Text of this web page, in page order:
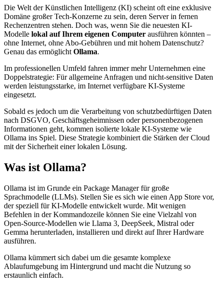
Sicherheit
in
Nürnberg“
Die Welt der Künstlichen Intelligenz (KI) scheint oft eine exklusive
Domäne großer Tech-Konzerne zu sein, deren Server in fernen
Rechenzentren stehen. Doch was, wenn Sie die neuesten KI-
Modelle lokal auf Ihrem eigenen Computer ausführen könnten –
ohne Internet, ohne Abo-Gebühren und mit hohem Datenschutz?
Genau das ermöglicht Ollama.
Im professionellen Umfeld fahren immer mehr Unternehmen eine
Doppelstrategie: Für allgemeine Anfragen und nicht-sensitive Daten
werden leistungsstarke, im Internet verfügbare KI-Systeme
eingesetzt.
Sobald es jedoch um die Verarbeitung von schutzbedürftigen Daten
nach DSGVO, Geschäftsgeheimnissen oder personenbezogenen
Informationen geht, kommen isolierte lokale KI-Systeme wie
Ollama ins Spiel. Diese Strategie kombiniert die Stärken der Cloud
mit der Sicherheit einer lokalen Lösung.
Was ist Ollama?
Ollama ist im Grunde ein Package Manager für große
Sprachmodelle (LLMs). Stellen Sie es sich wie einen App Store vor,
der speziell für KI-Modelle entwickelt wurde. Mit wenigen
Befehlen in der Kommandozeile können Sie eine Vielzahl von
Open-Source-Modellen wie Llama 3, DeepSeek, Mistral oder
Gemma herunterladen, installieren und direkt auf Ihrer Hardware
ausführen.
Ollama kümmert sich dabei um die gesamte komplexe
Ablaufumgebung im Hintergrund und macht die Nutzung so
erstaunlich einfach.